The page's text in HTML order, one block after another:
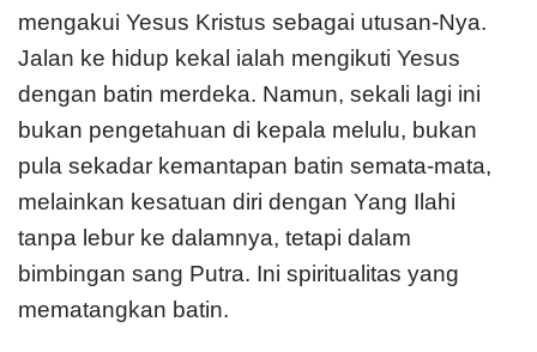
mengakui Yesus Kristus sebagai utusan-Nya.
Jalan ke hidup kekal ialah mengikuti Yesus
dengan batin merdeka. Namun, sekali lagi ini
bukan pengetahuan di kepala melulu, bukan
pula sekadar kemantapan batin semata-mata,
melainkan kesatuan diri dengan Yang Ilahi
tanpa lebur ke dalamnya, tetapi dalam
bimbingan sang Putra. Ini spiritualitas yang
mematangkan batin.